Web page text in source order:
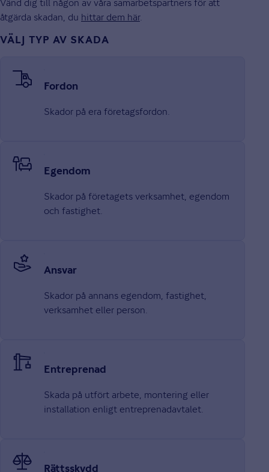
Vänd dig till någon av våra samarbetspartners för att
åtgärda skadan, du hittar dem här.
VÄLJ TYP AV SKADA
Fordon
Skador på era företagsfordon.
Egendom
Skador på företagets verksamhet, egendom
och fastighet.
Ansvar
Skador på annans egendom, fastighet,
verksamhet eller person.
Entre­prenad
Skada på utfört arbete, montering eller
installation enligt entreprenadavtalet.
Rätts­skydd